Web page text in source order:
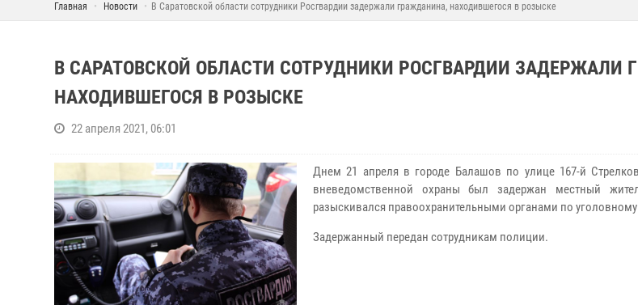
Главная Новости В Саратовской области сотрудники Росгвардии задержали гражданина, находившегося в розыске
В САРАТОВСКОЙ ОБЛАСТИ СОТРУДНИКИ РОСГВАРДИИ ЗАДЕРЖАЛИ
НАХОДИВШЕГОСЯ В РОЗЫСКЕ
22 апреля 2021, 06:01
Днем 21 апреля в городе Балашов по улице 167-й
вневедомственной охраны был задержан местный
разыскивался правоохранительными органами по
Задержанный передан сотрудникам полиции.